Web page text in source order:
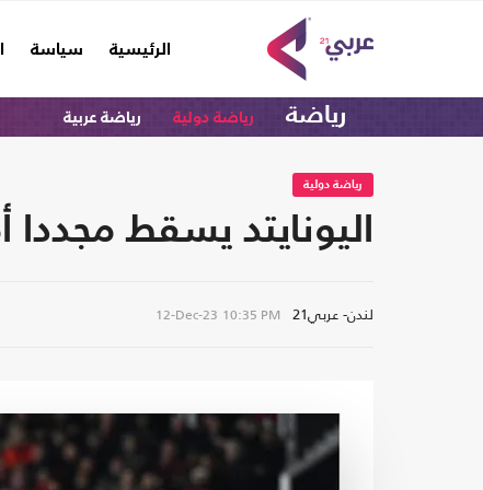
الرئيسية
(current) سياسة
رياضة رياضة دولية رياضة عربية
رياضة دولية
اليونايتد يسقط مجددا
لندن- عربي21 12-Dec-23 10:35 PM